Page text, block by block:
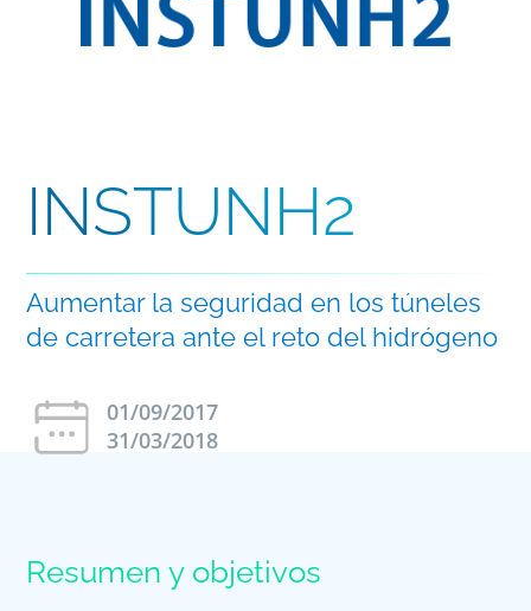
INSTUNH2
Aumentar la seguridad en los túneles
de carretera ante el reto del hidrógeno
01/09/2017
31/03/2018
Resumen y objetivos